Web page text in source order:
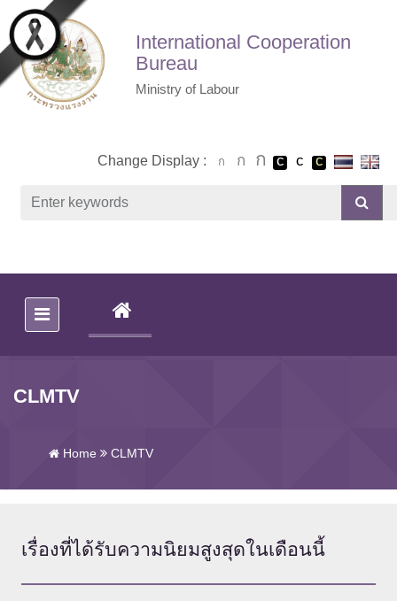
Skip to main content
International Cooperation
Bureau
Ministry of Labour
Change Display :
(CURRENT)
CLMTV
Home CLMTV
เรื่องที่ได้รับความนิยมสูงสุดในเดือนนี้